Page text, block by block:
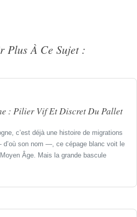
Plus À Ce Sujet :
: Pilier Vif Et Discret Du Pallet
c’est déjà une histoire de migrations
son nom —, ce cépage blanc voit le
Âge. Mais la grande bascule